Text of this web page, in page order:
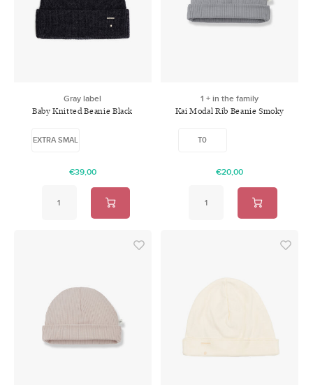
Swimwear
Zonnebrillen
Slabbetjes
Sieraden
Gray label
Baby Knitted Beanie Black
EXTRA SMAL
€39,00
1 + in the family
Kai Modal Rib Beanie Smoky
T0
€20,00